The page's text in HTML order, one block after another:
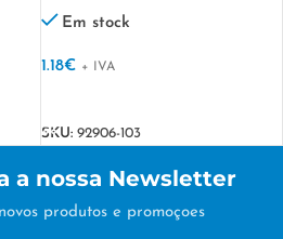
Em stock
1.18€ + IVA
SKU: 92906-103
a nossa Newsletter
produtos e promoçoes